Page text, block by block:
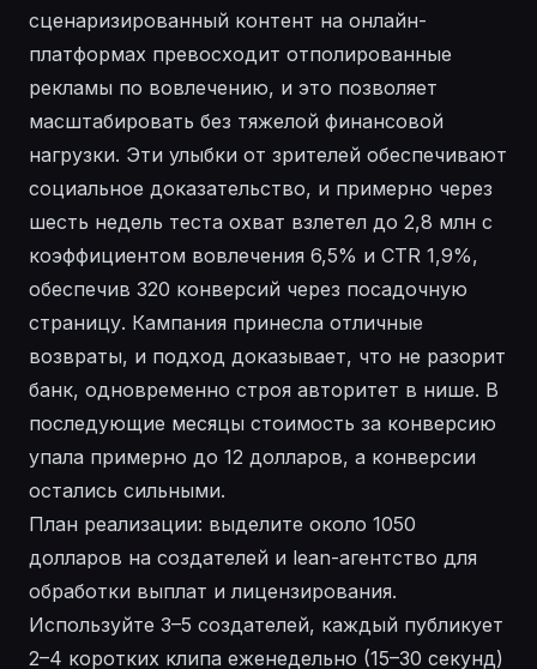
сценаризированный контент на онлайн-
платформах превосходит отполированные
рекламы по вовлечению, и это позволяет
масштабировать без тяжелой финансовой
нагрузки. Эти улыбки от зрителей обеспечивают
социальное доказательство, и примерно через
шесть недель теста охват взлетел до 2,8 млн с
коэффициентом вовлечения 6,5% и CTR 1,9%,
обеспечив 320 конверсий через посадочную
страницу. Кампания принесла отличные
возвраты, и подход доказывает, что не разорит
банк, одновременно строя авторитет в нише. В
последующие месяцы стоимость за конверсию
упала примерно до 12 долларов, а конверсии
остались сильными.
План реализации: выделите около 1050
долларов на создателей и lean-агентство для
обработки выплат и лицензирования.
Используйте 3–5 создателей, каждый публикует
2–4 коротких клипа еженедельно (15–30 секунд)